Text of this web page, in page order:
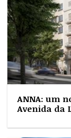
ANNA: um
Avenida da